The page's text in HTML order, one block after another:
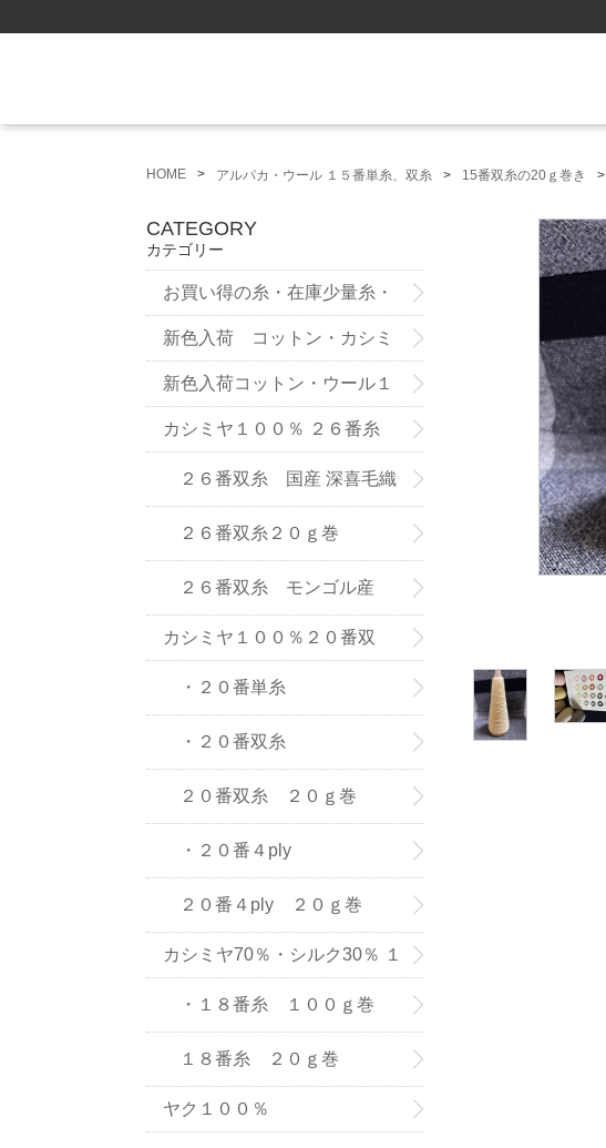
HOME アルパカ・ウール １５番単糸、双糸 15番双糸の20ｇ巻き
CATEGORY
カテゴリー
お買い得の糸・在庫少量糸・
試作品
新色入荷 コットン・カシミ
ヤ ７５番糸3ply
新色入荷コットン・ウール１
２番双糸
カシミヤ１００％ ２６番糸
２６番双糸 国産 深喜毛織
(株) の紡績糸
２６番双糸２０ｇ巻
２６番双糸 モンゴル産
カシミヤ１００％２０番双
糸・単糸
・２０番単糸
・２０番双糸
２０番双糸 ２０ｇ巻
・２０番４ply
２０番４ply ２０ｇ巻
カシミヤ70％・シルク30％ １
８番糸
・１８番糸 １００ｇ巻
１８番糸 ２０ｇ巻
ヤク１００％